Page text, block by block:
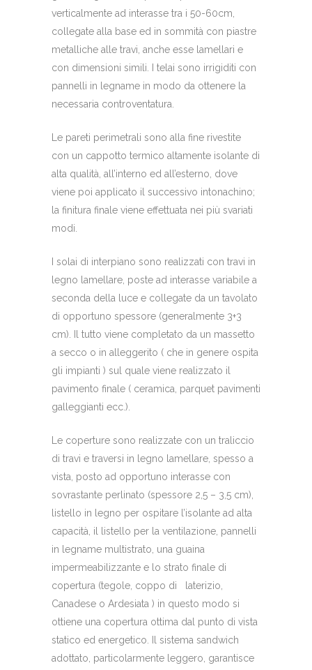
verticalmente ad interasse tra i 50-60cm,
collegate alla base ed in sommità con piastre
metalliche alle travi, anche esse lamellari e
con dimensioni simili. I telai sono irrigiditi con
pannelli in legname in modo da ottenere la
necessaria controventatura.
Le pareti perimetrali sono alla fine rivestite
con un cappotto termico altamente isolante di
alta qualità, all’interno ed all’esterno, dove
viene poi applicato il successivo intonachino;
la finitura finale viene effettuata nei più svariati
modi.
I solai di interpiano sono realizzati con travi in
legno lamellare, poste ad interasse variabile a
seconda della luce e collegate da un tavolato
di opportuno spessore (generalmente 3+3
cm). Il tutto viene completato da un massetto
a secco o in alleggerito ( che in genere ospita
gli impianti ) sul quale viene realizzato il
pavimento finale ( ceramica, parquet pavimenti
galleggianti ecc.).
Le coperture sono realizzate con un traliccio
di travi e traversi in legno lamellare, spesso a
vista, posto ad opportuno interasse con
sovrastante perlinato (spessore 2,5 – 3,5 cm),
listello in legno per ospitare l’isolante ad alta
capacità, il listello per la ventilazione, pannelli
in legname multistrato, una guaina
impermeabilizzante e lo strato finale di
copertura (tegole, coppo di laterizio,
Canadese o Ardesiata ) in questo modo si
ottiene una copertura ottima dal punto di vista
statico ed energetico. Il sistema sandwich
adottato, particolarmente leggero, garantisce